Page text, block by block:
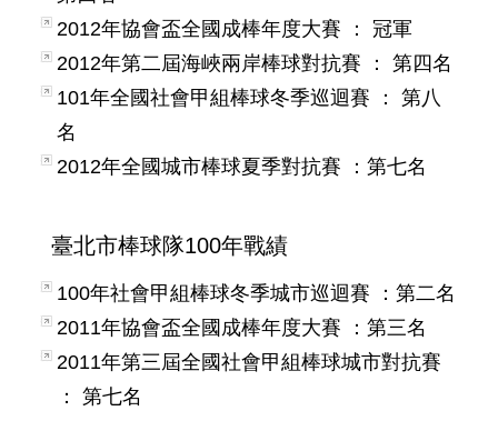
2012年協會盃全國成棒年度大賽 ： 冠軍
2012年第二屆海峽兩岸棒球對抗賽 ： 第四名
101年全國社會甲組棒球冬季巡迴賽 ： 第八
名
2012年全國城市棒球夏季對抗賽 ：第七名
臺北市棒球隊100年戰績
100年社會甲組棒球冬季城市巡迴賽 ：第二名
2011年協會盃全國成棒年度大賽 ：第三名
2011年第三屆全國社會甲組棒球城市對抗賽
： 第七名